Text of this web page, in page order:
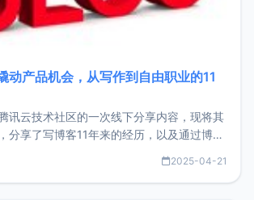
动产品机会，从写作到自由职业的11
讯云技术社区的一次线下分享内容，现将其
分享了写博客11年来的经历，以及通过博客
的真实数据和产品现状。自我介绍大
2025-04-21